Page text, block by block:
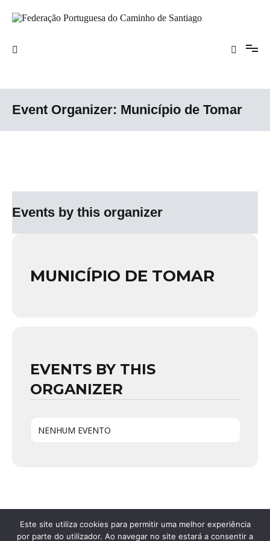
para
Santiago
Event Organizer: Município de Tomar
Events by this organizer
MUNICÍPIO DE TOMAR
EVENTS BY THIS
ORGANIZER
NENHUM EVENTO
Este site utiliza cookies para permitir uma melhor experiência
por parte do utilizador. Ao navegar no site estará a consentir a